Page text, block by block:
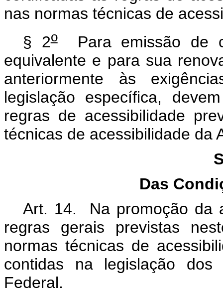
nas normas técnicas de
§ 2oPara emissão de
equivalente e para sua
anteriormente às
legislação específica,
regras de acessibilidade
técnicas de acessibilidade da
Das
Art. 14. Na promoção da
regras gerais previstas
normas técnicas de
contidas na legislação
Federal.